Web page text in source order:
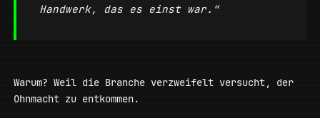
Handwerk, das es einst war.“
Warum? Weil die Branche verzweifelt versucht, der
Ohnmacht zu entkommen.